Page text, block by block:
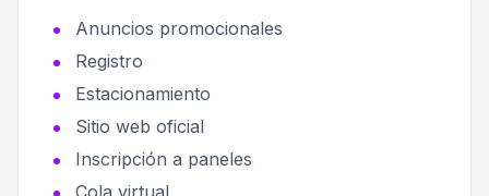
Anuncios promocionales
Registro
Estacionamiento
Sitio web oficial
Inscripción a paneles
Cola virtual